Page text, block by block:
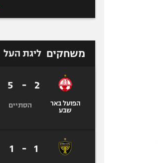
משחקים ליגת העל
הפועל באר
שבע
2
-
5
הסתיים
1
-
1